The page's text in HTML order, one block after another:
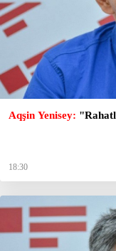
Aqşin Yenisey:
18:30